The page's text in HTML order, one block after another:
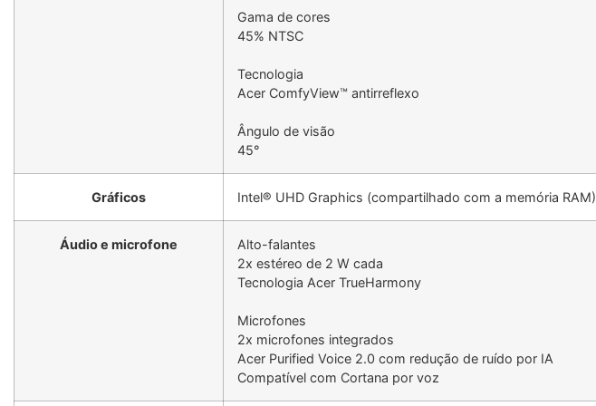
Gama de cores
45% NTSC
Tecnologia
Acer ComfyView™ antirreflexo
Ângulo de visão
45°
Gráficos Intel® UHD Graphics (compartilhado com a memória RAM)
Áudio e microfone
Alto-falantes
2x estéreo de 2 W cada
Tecnologia Acer TrueHarmony
Microfones
2x microfones integrados
Acer Purified Voice 2.0 com redução de ruído por IA
Compatível com Cortana por voz